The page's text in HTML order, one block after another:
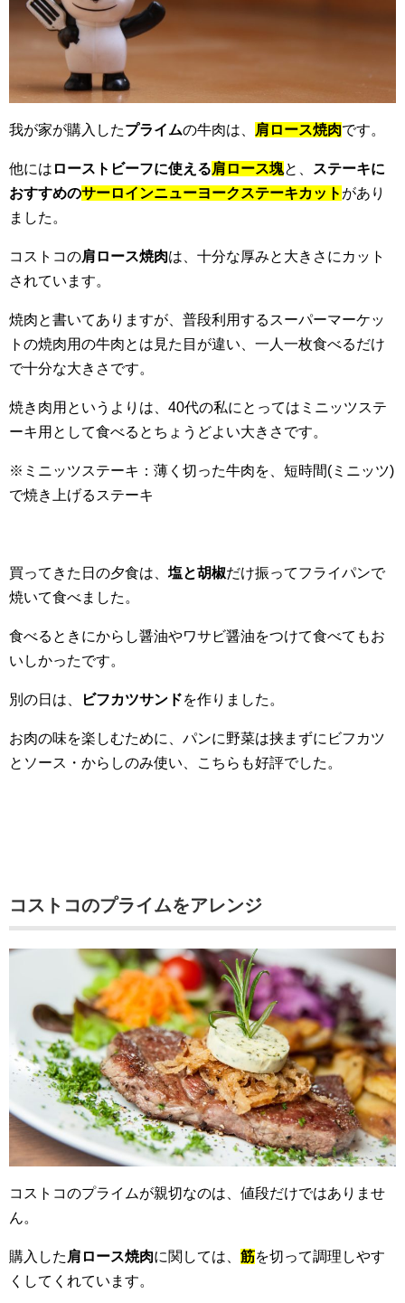
我が家が購入したプライムの牛肉は、 肩ロース焼肉です。
他には ローストビーフに使える肩ロース塊と、
ステーキに
おすすめのサーロインニューヨークステーキカット があり
ました。
コストコの肩ロース焼肉は、十分な厚みと大きさにカット
されています。
焼肉と書いてありますが、普段利用するスーパーマーケッ
トの焼肉用の牛肉とは見た目が違い、一人一枚食べるだけ
で十分な大きさです。
焼き肉用というよりは、40代の私にとってはミニッツステ
ーキ用として食べるとちょうどよい大きさです。
※ミニッツステーキ：薄く切った牛肉を、短時間(ミニッツ)
で焼き上げるステーキ
買ってきた日の夕食は、 塩と胡椒だけ振ってフライパンで
焼いて食べました。
食べるときにからし醤油やワサビ醤油をつけて食べてもお
いしかったです。
別の日は、 ビフカツサンドを作りました。
お肉の味を楽しむために、パンに野菜は挟まずにビフカツ
とソース・からしのみ使い、こちらも好評でした。
コストコのプライムをアレンジ
コストコのプライムが親切なのは、値段だけではありませ
ん。
購入した 肩ロース焼肉に関しては、 筋を切って調理しやす
くしてくれています。